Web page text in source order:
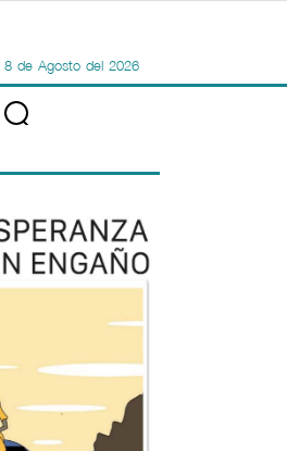
8 de Agosto del 2026